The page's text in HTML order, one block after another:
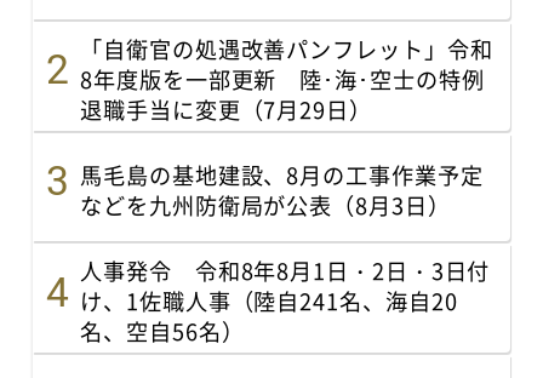
「自衛官の処遇改善パンフレット」令和
8年度版を一部更新 陸･海･空士の特例
退職手当に変更（7月29日）
馬毛島の基地建設、8月の工事作業予定
などを九州防衛局が公表（8月3日）
人事発令 令和8年8月1日・2日・3日付
け、1佐職人事（陸自241名、海自20
名、空自56名）